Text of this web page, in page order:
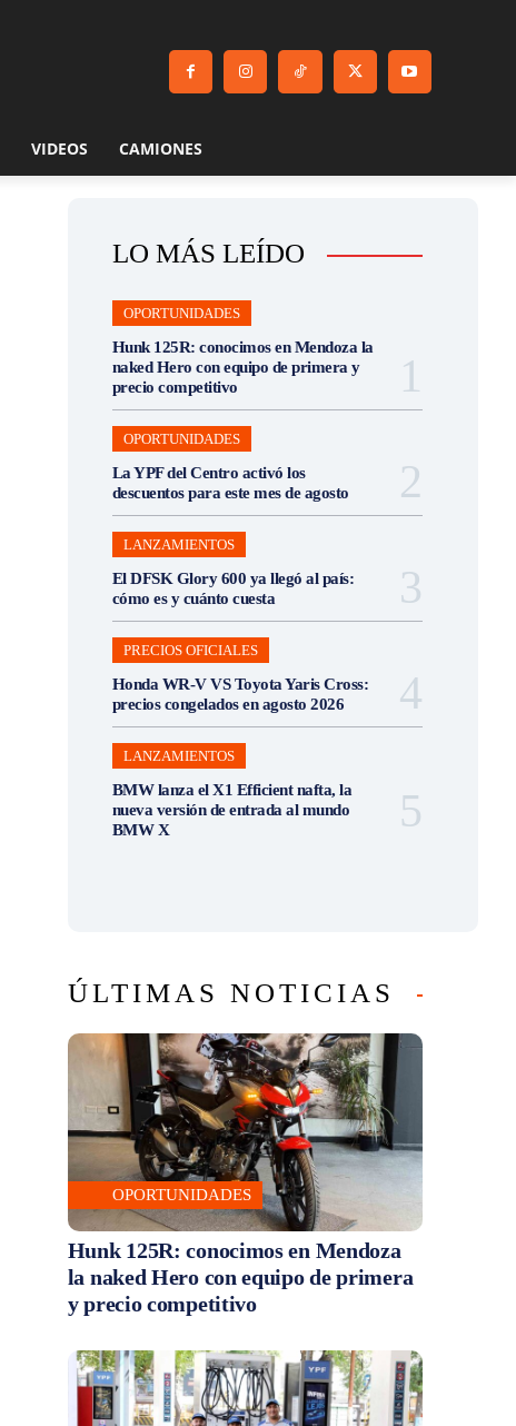
VIDEOS CAMIONES
LO MÁS LEÍDO
OPORTUNIDADES
Hunk 125R: conocimos en Mendoza la
naked Hero con equipo de primera y
precio competitivo
OPORTUNIDADES
La YPF del Centro activó los
descuentos para este mes de agosto
LANZAMIENTOS
El DFSK Glory 600 ya llegó al país:
cómo es y cuánto cuesta
PRECIOS OFICIALES
Honda WR-V VS Toyota Yaris Cross:
precios congelados en agosto 2026
LANZAMIENTOS
BMW lanza el X1 Efficient nafta, la
nueva versión de entrada al mundo
BMW X
ÚLTIMAS NOTICIAS
OPORTUNIDADES
Hunk 125R: conocimos en Mendoza
la naked Hero con equipo de primera
y precio competitivo